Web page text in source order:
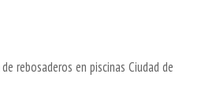
rebosaderos en piscinas Ciudad de